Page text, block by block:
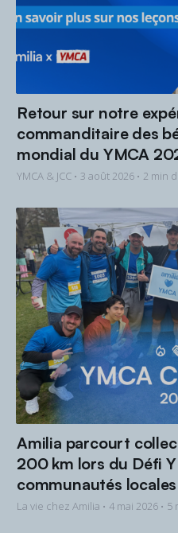
Retour sur notre
commanditaire des
mondial du YMCA
YMCA & JCC • 3 août 2026 • 2 min
Amilia parcourt
200 km lors du Défi
communautés locales
La vie chez Amilia • 4 mai 2026 •